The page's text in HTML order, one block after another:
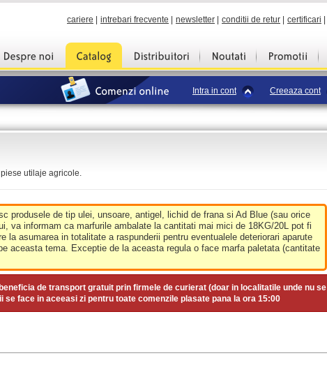
cariere intrebari frecvente newsletter conditii de retur certificari
Intra in cont Creeaza cont
utilaje agricole.
produsele de tip ulei, unsoare, antigel, lichid de frana si Ad Blue (sau orice
va informam ca marfurile ambalate la cantitati mai mici de 18KG/20L pot fi
la asumarea in totalitate a raspunderii pentru eventualele deteriorari aparute
aceasta tema. Exceptie de la aceasta regula o face marfa paletata (cantitate
de transport gratuit prin firmele de curierat (doar in localitatile unde nu se
face in aceeasi zi pentru toate comenzile plasate pana la ora 15:00